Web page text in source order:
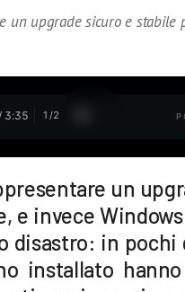
un upgrade sicuro e stabile
3:35 1 /2
un
e invece Windows
disastro: in
installato